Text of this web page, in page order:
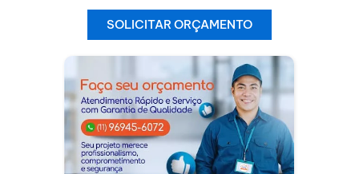
SOLICITAR ORÇAMENTO